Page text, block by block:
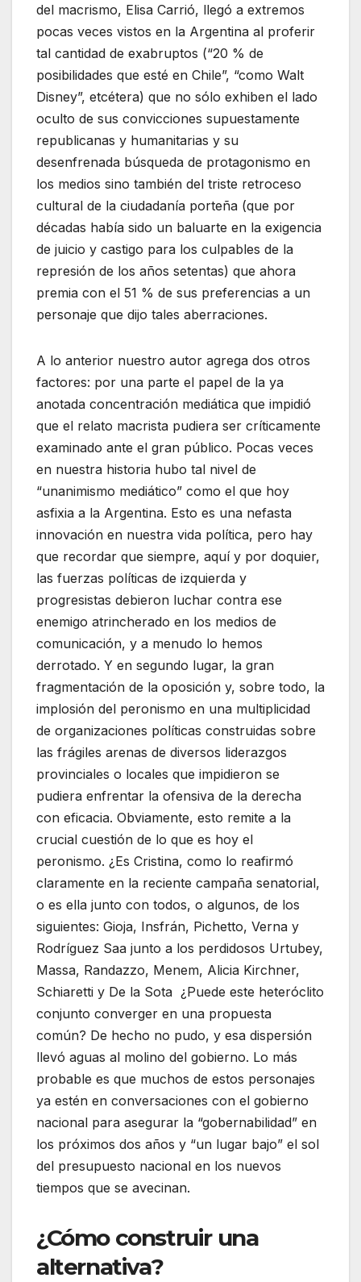
del macrismo, Elisa Carrió, llegó a extremos
pocas veces vistos en la Argentina al proferir
tal cantidad de exabruptos (“20 % de
posibilidades que esté en Chile”, “como Walt
Disney”, etcétera) que no sólo exhiben el lado
oculto de sus convicciones supuestamente
republicanas y humanitarias y su
desenfrenada búsqueda de protagonismo en
los medios sino también del triste retroceso
cultural de la ciudadanía porteña (que por
décadas había sido un baluarte en la exigencia
de juicio y castigo para los culpables de la
represión de los años setentas) que ahora
premia con el 51 % de sus preferencias a un
personaje que dijo tales aberraciones.
A lo anterior nuestro autor agrega dos otros
factores: por una parte el papel de la ya
anotada concentración mediática que impidió
que el relato macrista pudiera ser críticamente
examinado ante el gran público. Pocas veces
en nuestra historia hubo tal nivel de
“unanimismo mediático” como el que hoy
asfixia a la Argentina. Esto es una nefasta
innovación en nuestra vida política, pero hay
que recordar que siempre, aquí y por doquier,
las fuerzas políticas de izquierda y
progresistas debieron luchar contra ese
enemigo atrincherado en los medios de
comunicación, y a menudo lo hemos
derrotado. Y en segundo lugar, la gran
fragmentación de la oposición y, sobre todo, la
implosión del peronismo en una multiplicidad
de organizaciones políticas construidas sobre
las frágiles arenas de diversos liderazgos
provinciales o locales que impidieron se
pudiera enfrentar la ofensiva de la derecha
con eficacia. Obviamente, esto remite a la
crucial cuestión de lo que es hoy el
peronismo. ¿Es Cristina, como lo reafirmó
claramente en la reciente campaña senatorial,
o es ella junto con todos, o algunos, de los
siguientes: Gioja, Insfrán, Pichetto, Verna y
Rodríguez Saa junto a los perdidosos Urtubey,
Massa, Randazzo, Menem, Alicia Kirchner,
Schiaretti y De la Sota ¿Puede este heteróclito
conjunto converger en una propuesta
común? De hecho no pudo, y esa dispersión
llevó aguas al molino del gobierno. Lo más
probable es que muchos de estos personajes
ya estén en conversaciones con el gobierno
nacional para asegurar la “gobernabilidad” en
los próximos dos años y “un lugar bajo” el sol
del presupuesto nacional en los nuevos
tiempos que se avecinan.
¿Cómo construir una
alternativa?